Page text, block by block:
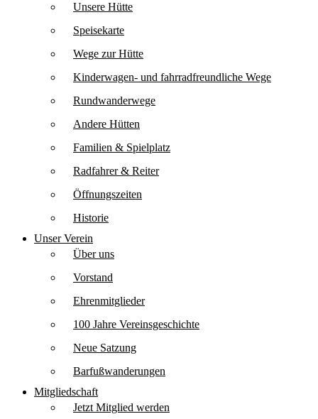
Unsere Hütte
Speisekarte
Wege zur Hütte
Kinderwagen- und fahrradfreundliche Wege
Rundwanderwege
Andere Hütten
Familien & Spielplatz
Radfahrer & Reiter
Öffnungszeiten
Historie
Unser Verein
Über uns
Vorstand
Ehrenmitglieder
100 Jahre Vereinsgeschichte
Neue Satzung
Barfußwanderungen
Mitgliedschaft
Jetzt Mitglied werden